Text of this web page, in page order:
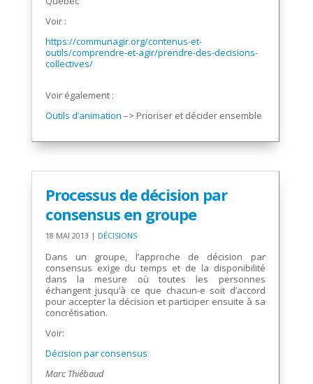
Voir :
https://communagir.org/contenus-et-
outils/comprendre-et-agir/prendre-des-decisions-
collectives/
Voir également :
Outils d’animation –> Prioriser et décider ensemble
Processus de décision par
consensus en groupe
18 MAI 2013 | DÉCISIONS
Dans un groupe, l’approche de décision par
consensus exige du temps et de la disponibilité
dans la mesure où toutes les personnes
échangent jusqu’à ce que chacun-e soit d’accord
pour accepter la décision et participer ensuite à sa
concrétisation.
Voir:
Décision par consensus
Marc Thiébaud